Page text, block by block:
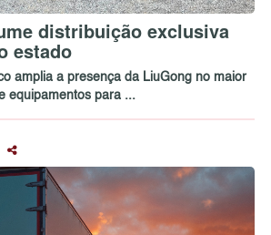
distribuição exclusiva
estado
amplia a presença da LiuGong no maior
equipamentos para ...